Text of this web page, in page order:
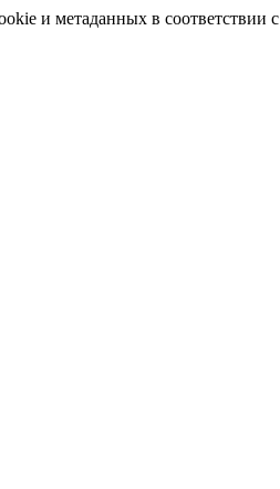
и метаданных в соответствии с